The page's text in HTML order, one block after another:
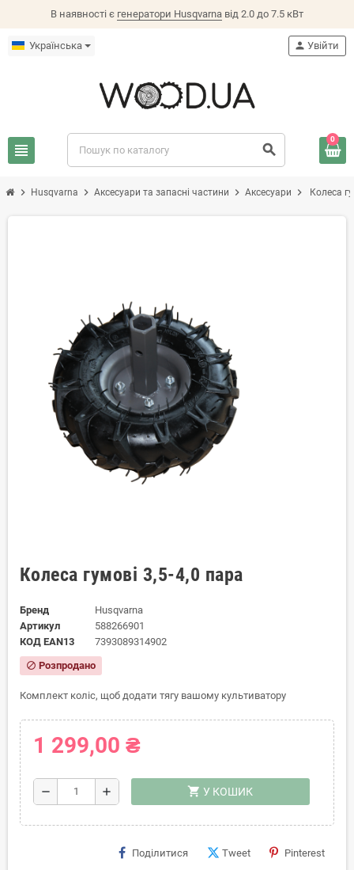
В наявності є генератори Husqvarna від 2.0 до 7.5 кВт
Українська
view_headline search
person Увійти
0
chevron_right Husqvarna chevron_right Аксесуари та запасні частини chevron_right Аксесуари chevron_right Колеса
Колеса гумові 3,5-4,0 пара
Бренд
Husqvarna
Артикул
588266901
КОД EAN13
7393089314902
block Розпродано
Комплект коліс, щоб додати тягу вашому культиватору
1 299,00 ₴
remove add shopping_cart У КОШИК
Поділитися Tweet Pinterest